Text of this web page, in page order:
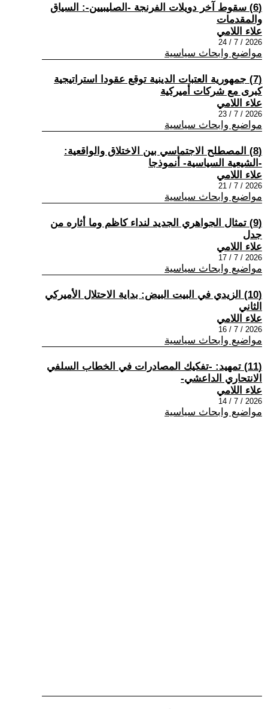
(6) سقوط آخر دويلات الفرنجة -الصليبيين-: السياق
والمقدمات
علاء اللامي
2026 / 7 / 24
مواضيع وابحاث سياسية
(7) جمهورية العتبات الدينية توقع عقودا استراتيجية
كبرى مع شركات أميركية
علاء اللامي
2026 / 7 / 23
مواضيع وابحاث سياسية
(8) المصطلح الاجتماسي بين الاختلاق والواقعية:
-الشيعية السياسية- أنموذجا
علاء اللامي
2026 / 7 / 21
مواضيع وابحاث سياسية
(9) تمثال الجواهري الجديد لنداء كاظم وما أثاره من
جدل
علاء اللامي
2026 / 7 / 17
مواضيع وابحاث سياسية
(10) الزيدي في البيت البيض: بداية الاحتلال الأميركي
الثاني
علاء اللامي
2026 / 7 / 16
مواضيع وابحاث سياسية
(11) تمهيد: -تفكيك المصادرات في الخطاب السلفي
الانتحاري الداعشي-
علاء اللامي
2026 / 7 / 14
مواضيع وابحاث سياسية